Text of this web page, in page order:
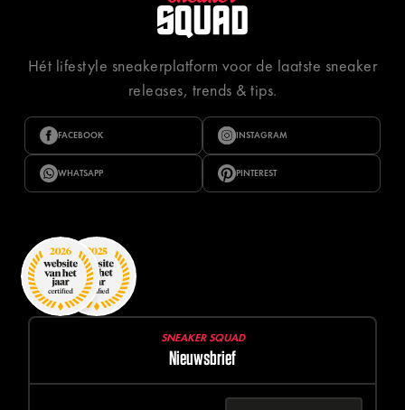
Hét lifestyle sneakerplatform voor de laatste sneaker
releases, trends & tips.
FACEBOOK INSTAGRAM
WHATSAPP PINTEREST
SNEAKER SQUAD
Nieuwsbrief